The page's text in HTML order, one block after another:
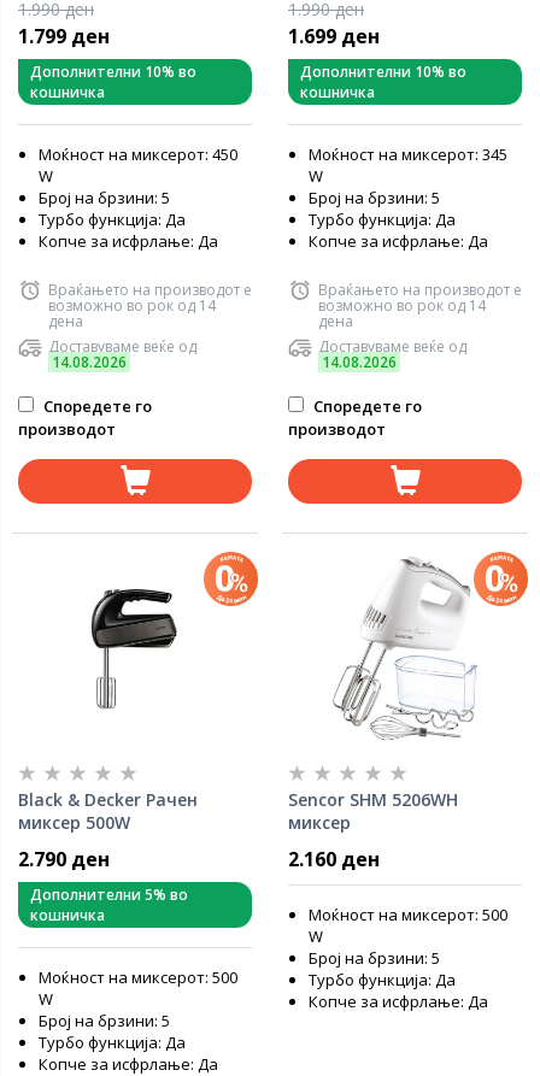
1.990 ден
1.799 ден
Дополнителни 10% во
кошничка
Моќност на миксерот: 450
W
Број на брзини: 5
Турбо функција: Да
Копче за исфрлање: Да
Враќањето на производот е
возможно во рок од 14
дена
Доставуваме веќе од
14.08.2026
Споредете го
производот
1.990 ден
1.699 ден
Дополнителни 10% во
кошничка
Моќност на миксерот: 345
W
Број на брзини: 5
Турбо функција: Да
Копче за исфрлање: Да
Враќањето на производот е
возможно во рок од 14
дена
Доставуваме веќе од
14.08.2026
Споредете го
производот
Black & Decker Рачен
миксер 500W
2.790 ден
Дополнителни 5% во
кошничка
Моќност на миксерот: 500
W
Број на брзини: 5
Турбо функција: Да
Копче за исфрлање: Да
Sencor SHM 5206WH
миксер
2.160 ден
Моќност на миксерот: 500
W
Број на брзини: 5
Турбо функција: Да
Копче за исфрлање: Да